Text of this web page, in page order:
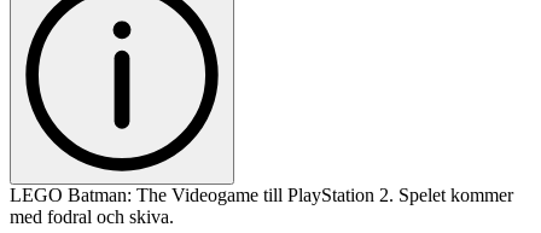
LEGO Batman: The Videogame till PlayStation 2. Spelet kommer
med fodral och skiva.